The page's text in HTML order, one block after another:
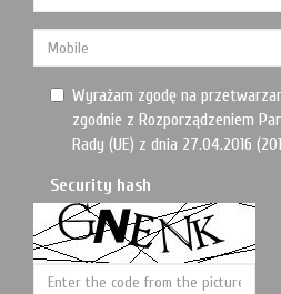
Wyrażam zgodę na
zgodnie z Rozporządzeniem
Rady (UE) z dnia 27.04.2016
Security hash